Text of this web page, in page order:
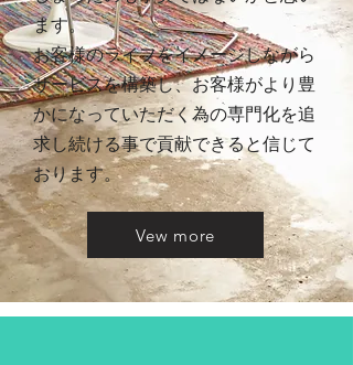
ます。
お客様のライフをイメージしながら
サービスを構築し、お客様がより豊
かになっていただく為の専門化を追
求し続ける事で貢献できると信じて
おります。
Vew more